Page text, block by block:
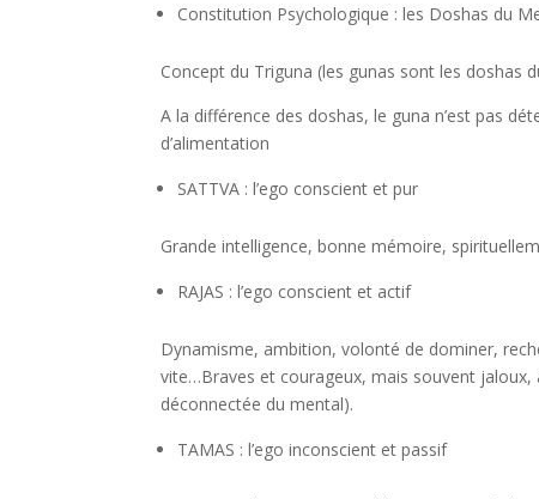
Constitution Psychologique : les Doshas du
Concept du Triguna (les gunas sont les doshas
A la différence des doshas, le guna n’est pas
d’alimentation
SATTVA : l’ego conscient et pur
Grande intelligence, bonne mémoire,
RAJAS : l’ego conscient et actif
Dynamisme, ambition, volonté de dominer,
vite…Braves et courageux, mais souvent
déconnectée du mental).
TAMAS : l’ego inconscient et passif